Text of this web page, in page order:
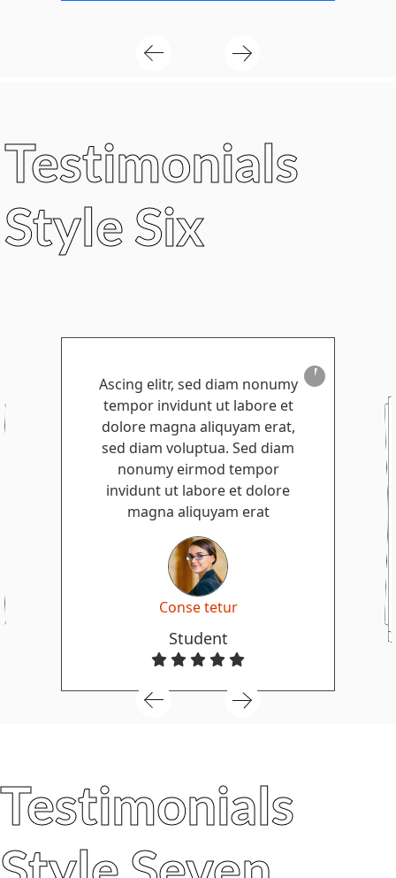
Testimonials
Style Six
Ascing elitr, sed diam nonumy
tempor invidunt ut labore et
dolore magna aliquyam erat,
sed diam voluptua. Sed diam
nonumy eirmod tempor
invidunt ut labore et dolore
magna aliquyam erat
Conse tetur
Student
Testimonials